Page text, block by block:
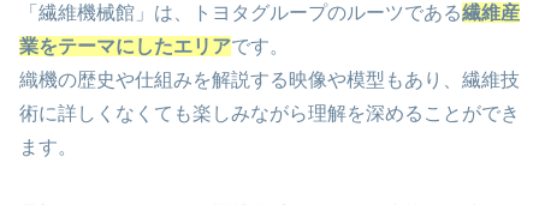
「繊維機械館」は、トヨタグループのルーツである繊維産
業をテーマにしたエリアです。
織機の歴史や仕組みを解説する映像や模型もあり、繊維技
術に詳しくなくても楽しみながら理解を深めることができ
ます。